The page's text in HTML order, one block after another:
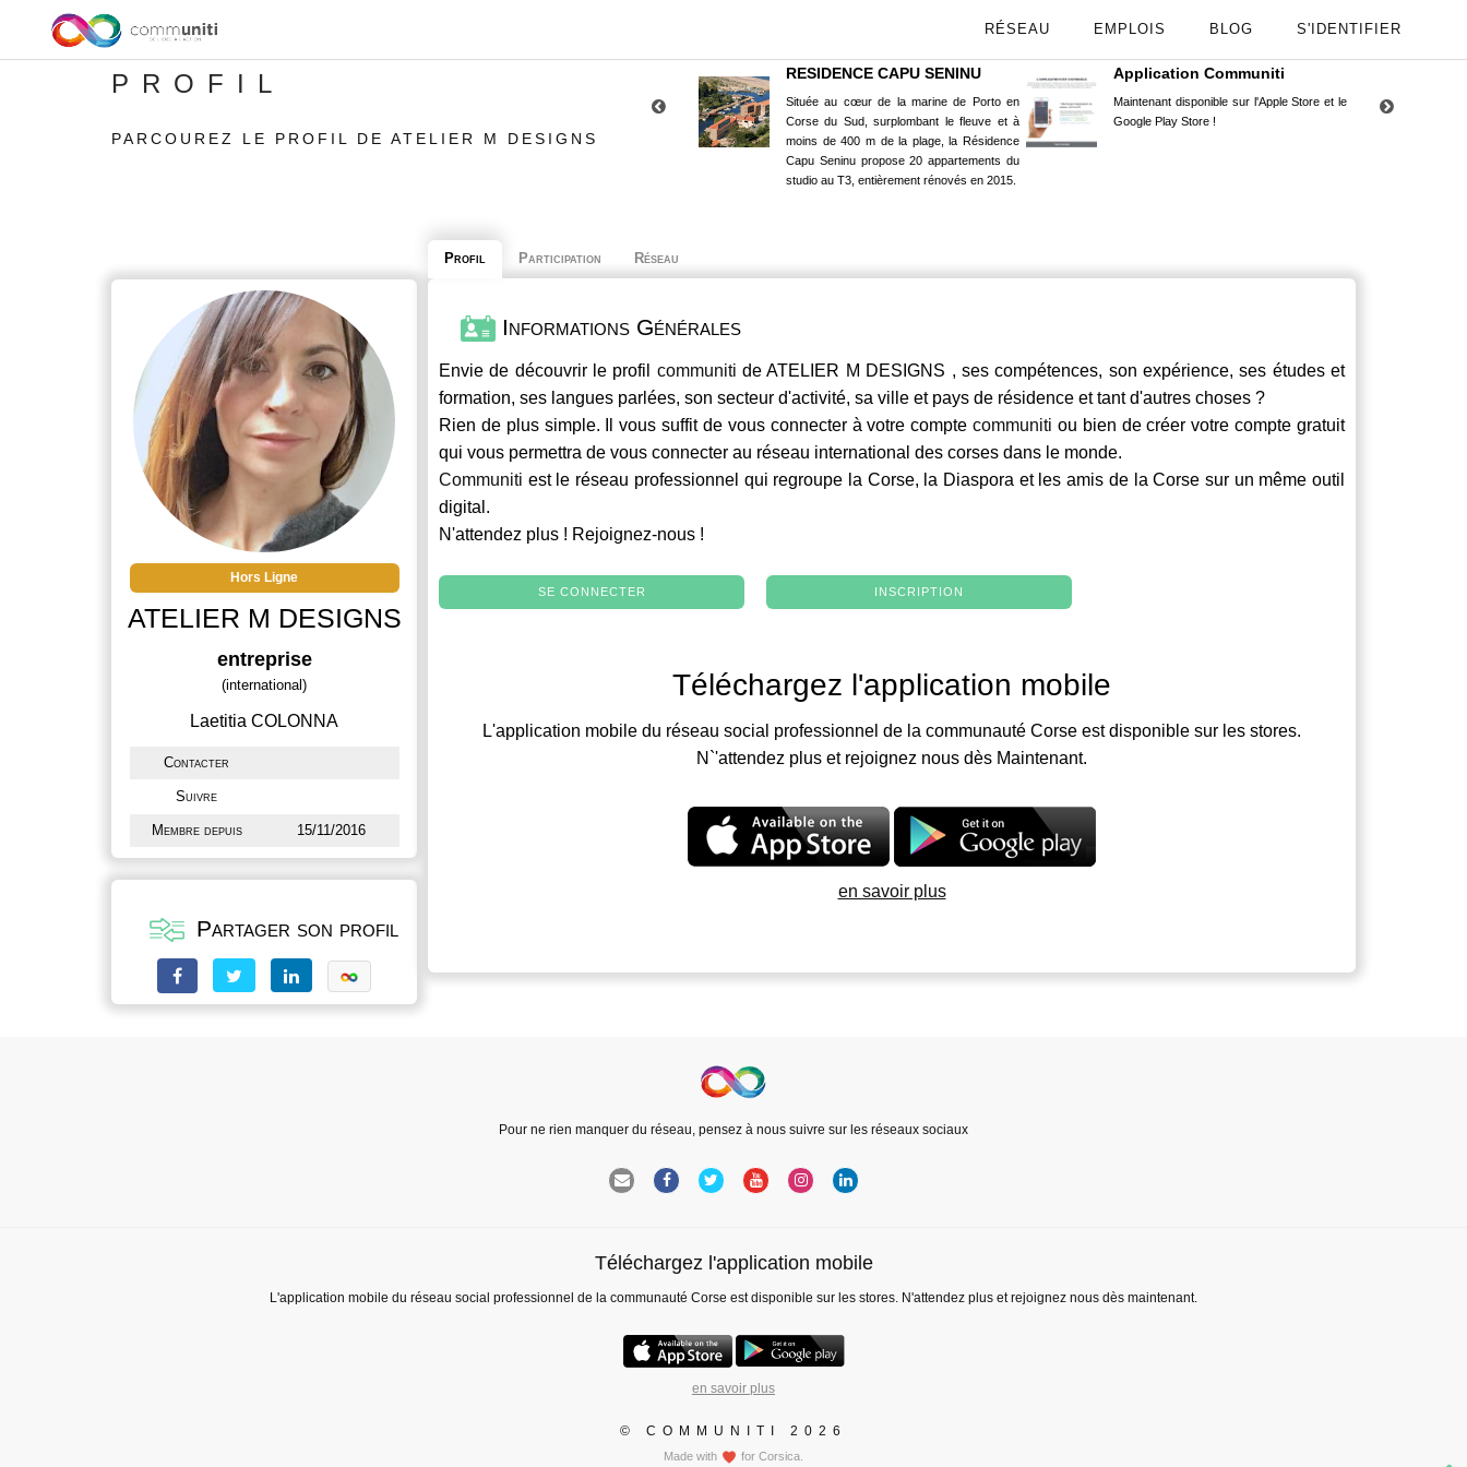
RÉSEAU EMPLOIS BLOG S'IDENTIFIER
PROFIL
PARCOUREZ LE PROFIL DE ATELIER M DESIGNS
RESIDENCE CAPU SENINU
Située au cœur de la marine de Porto en
Corse du Sud, surplombant le fleuve et à
moins de 400 m de la plage, la Résidence
Capu Seninu propose 20 appartements du
studio au T3, entièrement rénovés en 2015.
Application Communiti
Maintenant disponible sur l'Apple Store et le
Google Play Store !
Hors Ligne
ATELIER M DESIGNS
entreprise
(international)
Laetitia COLONNA
Contacter
Suivre
Membre depuis 15/11/2016
Partager son profil
Profil Participation Réseau
Informations Générales
Envie de découvrir le profil communiti de ATELIER M DESIGNS , ses compétences, son expérience, ses études et
formation, ses langues parlées, son secteur d'activité, sa ville et pays de résidence et tant d'autres choses ?
Rien de plus simple. Il vous suffit de vous connecter à votre comptecommuniti ou bien de créer votre compte gratuit
qui vous permettra de vous connecter au réseau international des corses dans le monde.
Communiti est le réseau professionnel qui regroupe la Corse, la Diaspora et les amis de la Corse sur un même outil
digital.
N'attendez plus ! Rejoignez-nous !
SE CONNECTER INSCRIPTION
Téléchargez l'application mobile
L'application mobile du réseau social professionnel de la communauté Corse est disponible sur les stores.
N`'attendez plus et rejoignez nous dès Maintenant.
en savoir plus
Pour ne rien manquer du réseau, pensez à nous suivre sur les réseaux sociaux
Téléchargez l'application mobile
L'application mobile du réseau social professionnel de la communauté Corse est disponible sur les stores. N'attendez plus et rejoignez nous dès maintenant.
en savoir plus
© COMMUNITI 2026
Made with for Corsica.